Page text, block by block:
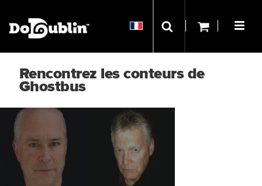
Rencontrez les conteurs de
Ghostbus